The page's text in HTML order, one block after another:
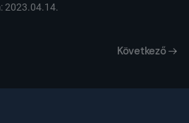
2023.04.14.
Következő